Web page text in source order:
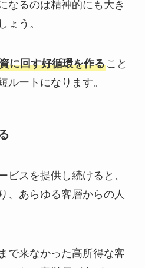
なるのは精神的にも大き
ょう。
に回す好循環を作ること
ルートになります。
ビスを提供し続けると、
、あらゆる客層からの人
で来なかった高所得な客